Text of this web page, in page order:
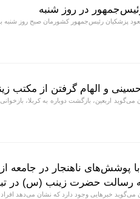
در روز شنبه
پزشکیان رئیس‌جمهور کشورمان صبح روز شنبه
و الهام گرفتن از مکتب
اربعین، بازگشت دوباره به کربلا،
پوشش‌های ناهنجار در جامعه
رسالت حضرت زینب (س) در
خبر‌هایی وجود دارد که نشان می‌دهد